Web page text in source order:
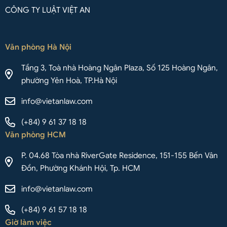
CÔNG TY LUẬT VIỆT AN
Văn phòng Hà Nội
Tầng 3, Toà nhà Hoàng Ngân Plaza, Số 125 Hoàng Ngân,
phường Yên Hoà, TP.Hà Nội
info@vietanlaw.com
(+84) 9 61 37 18 18
Văn phòng HCM
P. 04.68 Tòa nhà RiverGate Residence, 151-155 Bến Vân
Đồn, Phường Khánh Hội, Tp. HCM
info@vietanlaw.com
(+84) 9 61 57 18 18
Giờ làm việc